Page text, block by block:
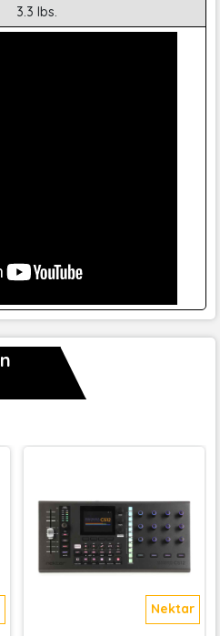
dung để uốn cong cao độ và
với nhiều hệ điều hành, dễ kết
sử dụng
3.3 lbs.
Nektar